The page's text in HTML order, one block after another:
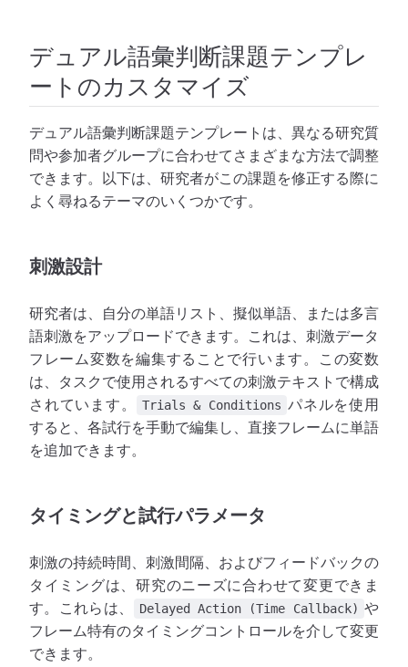
デュアル語彙判断課題テンプレ
ートのカスタマイズ
デュアル語彙判断課題テンプレートは、異なる研究質
問や参加者グループに合わせてさまざまな方法で調整
できます。以下は、研究者がこの課題を修正する際に
よく尋ねるテーマのいくつかです。
刺激設計
研究者は、自分の単語リスト、擬似単語、または多言
語刺激をアップロードできます。これは、刺激データ
フレーム変数を編集することで行います。この変数
は、タスクで使用されるすべての刺激テキストで構成
されています。
Trials & Conditions パネルを使用
すると、各試行を手動で編集し、直接フレームに単語
を追加できます。
タイミングと試行パラメータ
刺激の持続時間、刺激間隔、およびフィードバックの
タイミングは、研究のニーズに合わせて変更できま
す。これらは、
Delayed Action (Time Callback) や
フレーム特有のタイミングコントロールを介して変更
できます。